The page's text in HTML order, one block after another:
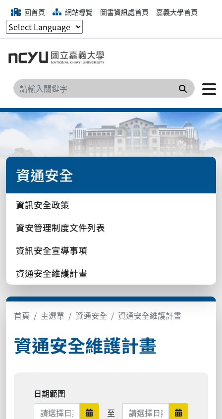
回首頁 網站導覽 圖書資訊處首頁 嘉義大學首頁
搜尋
資通安全
資訊安全政策
資安管理制度文件列表
資訊安全宣導事項
資通安全維護計畫
首頁 主選單 資通安全 資通安全維護計畫
資通安全維護計畫
日期範圍
日期範圍開始
至 日期範圍結束 日期範圍